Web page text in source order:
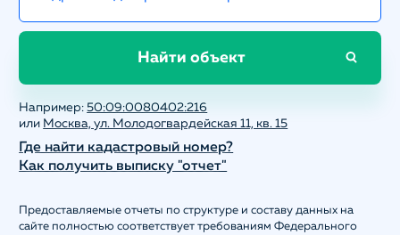
Найти объект
Например:50:09:0080402:216
или Москва, ул. Молодогвардейская 11, кв. 15
Где найти кадастровый номер?
Как получить выписку "отчет"
Предоставляемые отчеты по структуре и составу данных на
сайте полностью соответствует требованиям Федерального